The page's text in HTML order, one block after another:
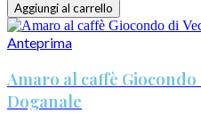
Aggiungi al carrello
Anteprima
Amaro al caffè
Doganale